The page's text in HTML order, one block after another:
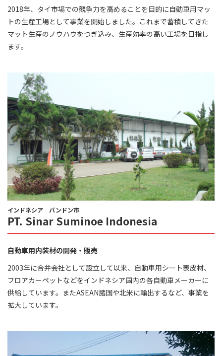
2018年、タイ市場での競争力を高めることを目的に自動車用マッ
トの生産工場として事業を開始しました。これまで蓄積してきた
マット生産のノウハウをつぎ込み、生産効率の高い工場を目指し
ます。
インドネシア バンドン市
PT. Sinar Suminoe Indonesia
自動車用内装材の開発・販売
2003年に合弁会社として設立して以来、自動車用シート表皮材、
フロアカーペットなどをインドネシア国内の各自動車メーカーに
供給しています。またASEAN諸国や北米に輸出するなど、事業を
拡大しています。